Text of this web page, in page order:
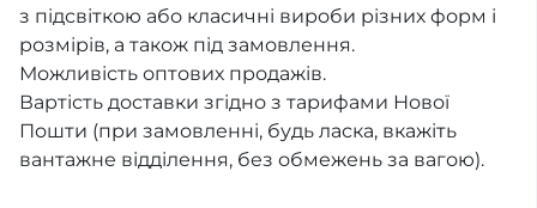
з підсвіткою або класичні вироби різних форм і
розмірів, а також під замовлення.
Можливість оптових продажів.
Вартість доставки згідно з тарифами Нової
Пошти (при замовленні, будь ласка, вкажіть
вантажне відділення, без обмежень за вагою).